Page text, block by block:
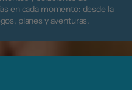
en cada momento: desde la
planes y aventuras.